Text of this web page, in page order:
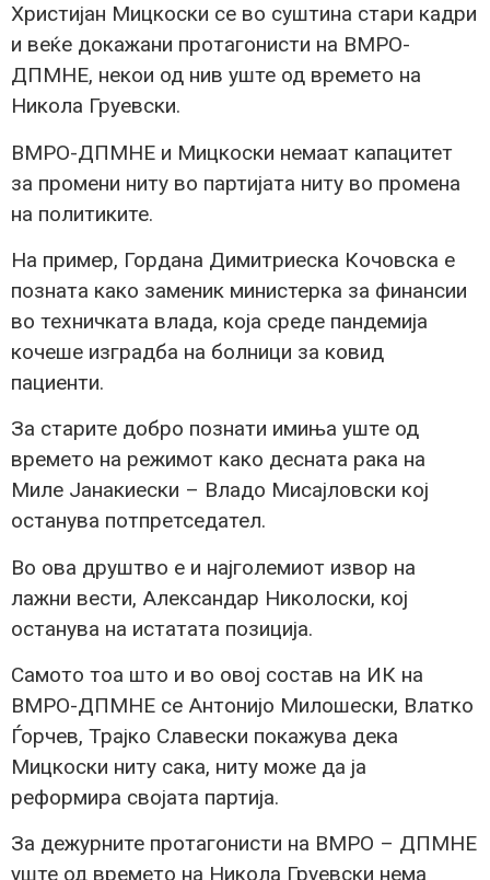
Христијан Мицкоски се во суштина стари кадри
и веќе докажани протагонисти на ВМРО-
ДПМНЕ, некои од нив уште од времето на
Никола Груевски.
ВМРО-ДПМНЕ и Мицкоски немаат капацитет
за промени ниту во партијата ниту во промена
на политиките.
На пример, Гордана Димитриеска Кочовска е
позната како заменик министерка за финансии
во техничката влада, која среде пандемија
кочеше изградба на болници за ковид
пациенти.
За старите добро познати имиња уште од
времето на режимот како десната рака на
Миле Јанакиески – Владо Мисајловски кој
останува потпретседател.
Во ова друштво е и најголемиот извор на
лажни вести, Александар Николоски, кој
останува на истатата позиција.
Самото тоа што и во овој состав на ИК на
ВМРО-ДПМНЕ се Антонијо Милошески, Влатко
Ѓорчев, Трајко Славески покажува дека
Мицкоски ниту сака, ниту може да ја
реформира својата партија.
За дежурните протагонисти на ВМРО – ДПМНЕ
уште од времето на Никола Груевски нема